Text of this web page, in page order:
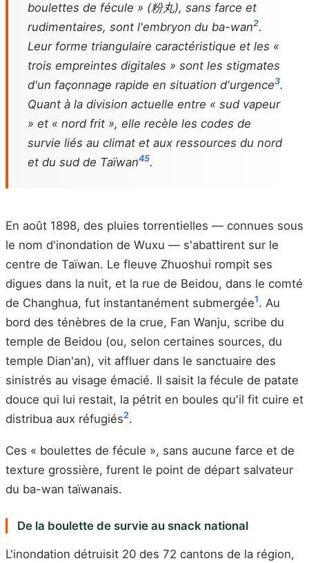
boulettes de fécule » (粉丸), sans farce et
rudimentaires, sont l'embryon du ba-wan2.
Leur forme triangulaire caractéristique et les «
trois empreintes digitales » sont les stigmates
d'un façonnage rapide en situation d'urgence3.
Quant à la division actuelle entre « sud vapeur
» et « nord frit », elle recèle les codes de
survie liés au climat et aux ressources du nord
et du sud de Taïwan45.
En août 1898, des pluies torrentielles — connues sous
le nom d'inondation de Wuxu — s'abattirent sur le
centre de Taïwan. Le fleuve Zhuoshui rompit ses
digues dans la nuit, et la rue de Beidou, dans le comté
de Changhua, fut instantanément submergée1. Au
bord des ténèbres de la crue, Fan Wanju, scribe du
temple de Beidou (ou, selon certaines sources, du
temple Dian'an), vit affluer dans le sanctuaire des
sinistrés au visage émacié. Il saisit la fécule de patate
douce qui lui restait, la pétrit en boules qu'il fit cuire et
distribua aux réfugiés2.
Ces « boulettes de fécule », sans aucune farce et de
texture grossière, furent le point de départ salvateur
du ba-wan taïwanais.
De la boulette de survie au snack national
L'inondation détruisit 20 des 72 cantons de la région,